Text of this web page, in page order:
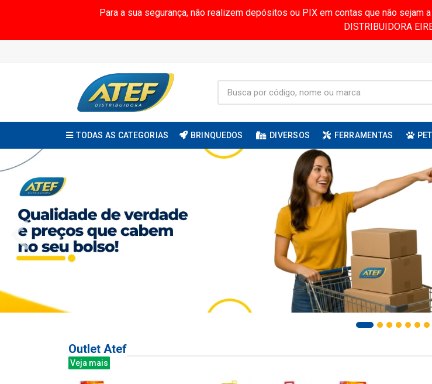
Para a sua segurança, não realizem depósitos ou PIX em contas que não
DISTRIBUIDORA
TODAS AS CATEGORIAS BRINQUEDOS DIVERSOS FERRAMENTAS PET
Outlet Atef
Veja mais